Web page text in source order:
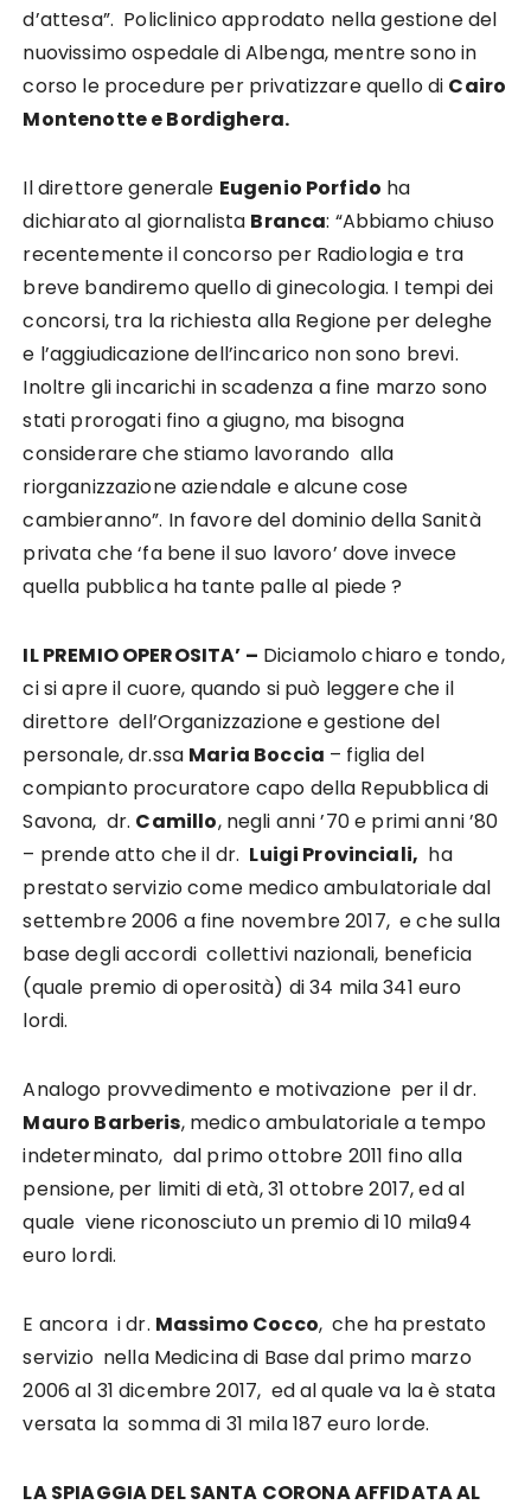
d’attesa”. Policlinico approdato nella gestione del
nuovissimo ospedale di Albenga, mentre sono in
corso le procedure per privatizzare quello di Cairo
Montenotte e Bordighera.
Il direttore generale Eugenio Porfido ha
dichiarato al giornalista Branca: “Abbiamo chiuso
recentemente il concorso per Radiologia e tra
breve bandiremo quello di ginecologia. I tempi dei
concorsi, tra la richiesta alla Regione per deleghe
e l’aggiudicazione dell’incarico non sono brevi.
Inoltre gli incarichi in scadenza a fine marzo sono
stati prorogati fino a giugno, ma bisogna
considerare che stiamo lavorando alla
riorganizzazione aziendale e alcune cose
cambieranno”. In favore del dominio della Sanità
privata che ‘fa bene il suo lavoro’ dove invece
quella pubblica ha tante palle al piede ?
IL PREMIO OPEROSITA’ – Diciamolo chiaro e tondo,
ci si apre il cuore, quando si può leggere che il
direttore dell’Organizzazione e gestione del
personale, dr.ssa Maria Boccia – figlia del
compianto procuratore capo della Repubblica di
Savona, dr. Camillo, negli anni ’70 e primi anni ’80
– prende atto che il dr. Luigi Provinciali, ha
prestato servizio come medico ambulatoriale dal
settembre 2006 a fine novembre 2017, e che sulla
base degli accordi collettivi nazionali, beneficia
(quale premio di operosità) di 34 mila 341 euro
lordi.
Analogo provvedimento e motivazione per il dr.
Mauro Barberis, medico ambulatoriale a tempo
indeterminato, dal primo ottobre 2011 fino alla
pensione, per limiti di età, 31 ottobre 2017, ed al
quale viene riconosciuto un premio di 10 mila94
euro lordi.
E ancora i dr. Massimo Cocco, che ha prestato
servizio nella Medicina di Base dal primo marzo
2006 al 31 dicembre 2017, ed al quale va la è stata
versata la somma di 31 mila 187 euro lorde.
LA SPIAGGIA DEL SANTA CORONA AFFIDATA AL